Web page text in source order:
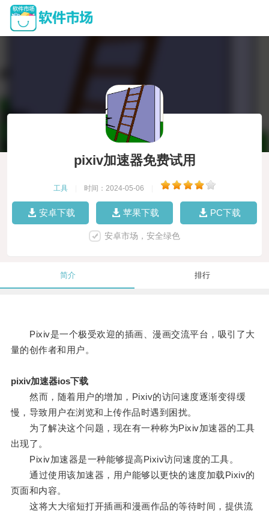
pixiv加速器免费试用
工具 时间：2024-05-06
安卓下载 苹果下载 PC下载
安卓市场，安全绿色
简介 排行
Pixiv是一个极受欢迎的插画、漫画交流平台，吸引了大
量的创作者和用户。
pixiv加速器ios下载
然而，随着用户的增加，Pixiv的访问速度逐渐变得缓
慢，导致用户在浏览和上传作品时遇到困扰。
为了解决这个问题，现在有一种称为Pixiv加速器的工具
出现了。
Pixiv加速器是一种能够提高Pixiv访问速度的工具。
通过使用该加速器，用户能够以更快的速度加载Pixiv的
页面和内容。
这将大大缩短打开插画和漫画作品的等待时间，提供流